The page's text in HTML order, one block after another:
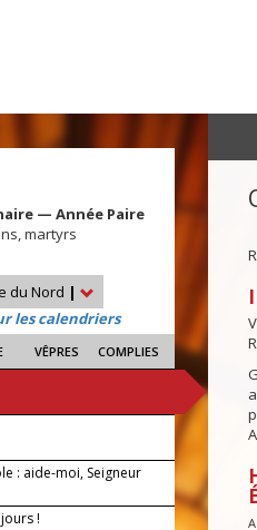
— Année Paire
martyrs
du Nord |
les calendriers
VÊPRES COMPLIES
: aide-moi, Seigneur
!